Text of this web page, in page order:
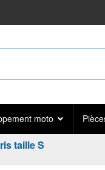
moto
taille S